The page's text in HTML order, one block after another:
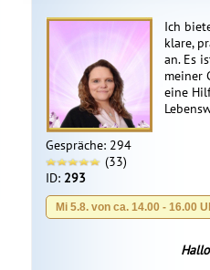
Ich
klare,
an. Es
meiner
eine
Gespräche: 294
(33)
ID: 293
Mi 5.8. von ca. 14.00 - 16.00